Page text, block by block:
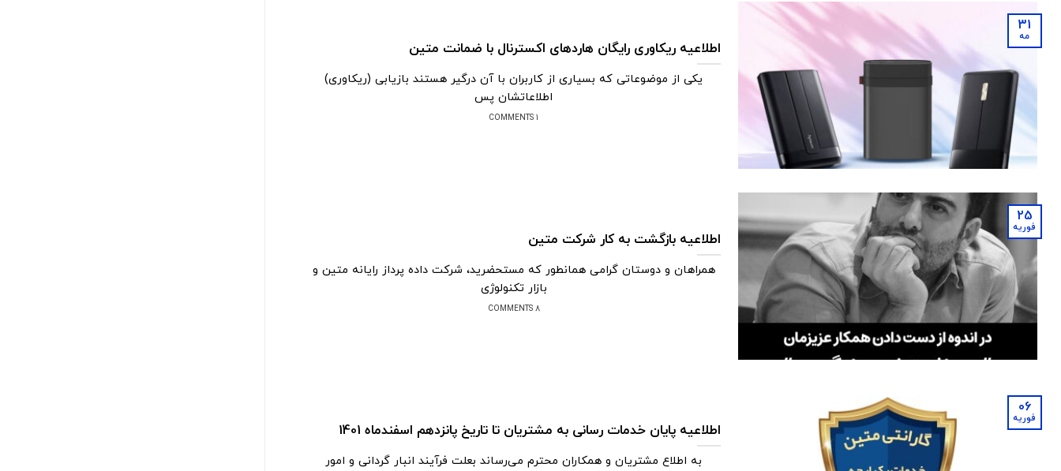
اطلاعیه ریکاوری رایگان هاردهای اکسترنال با ضمانت متین
یکی از موضوعاتی که بسیاری از کاربران با آن درگیر هستند بازیابی (ریکاوری)
اطلاعاتشان پس
1 COMMENTS
31
مه
اطلاعیه بازگشت به کار شرکت متین
همراهان و دوستان گرامی همانطور که مستحضرید، شرکت داده پرداز رایانه متین و
بازار تکنولوژی
8 COMMENTS
25
فوریه
اطلاعیه پایان خدمات رسانی به مشتریان تا تاریخ پانزدهم اسفندماه 1401
به اطلاع مشتریان و همکاران محترم می‌رساند بعلت فرآیند انبار گردانی و امور
06
فوریه